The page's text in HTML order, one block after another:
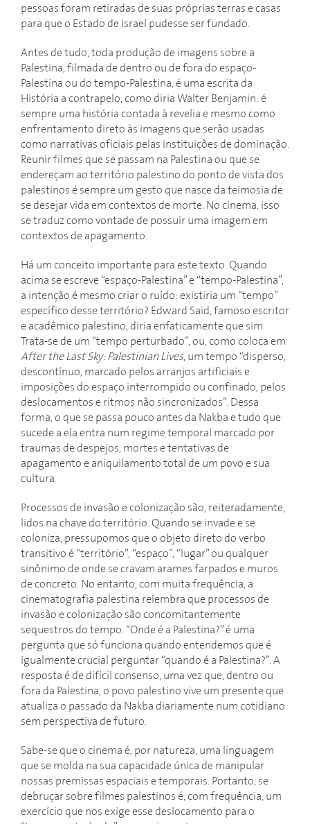
pessoas foram retiradas de suas próprias terras e casas
para que o Estado de Israel pudesse ser fundado.
Antes de tudo, toda produção de imagens sobre a
Palestina, filmada de dentro ou de fora do espaço-
Palestina ou do tempo-Palestina, é uma escrita da
História a contrapelo, como diria Walter Benjamin: é
sempre uma história contada à revelia e mesmo como
enfrentamento direto às imagens que serão usadas
como narrativas oficiais pelas instituições de dominação.
Reunir filmes que se passam na Palestina ou que se
endereçam ao território palestino do ponto de vista dos
palestinos é sempre um gesto que nasce da teimosia de
se desejar vida em contextos de morte. No cinema, isso
se traduz como vontade de possuir uma imagem em
contextos de apagamento.
Há um conceito importante para este texto. Quando
acima se escreve “espaço-Palestina” e “tempo-Palestina”,
a intenção é mesmo criar o ruído: existiria um “tempo”
específico desse território? Edward Said, famoso escritor
e acadêmico palestino, diria enfaticamente que sim.
Trata-se de um “tempo perturbado”, ou, como coloca em
After the Last Sky: Palestinian Lives, um tempo “disperso,
descontínuo, marcado pelos arranjos artificiais e
imposições do espaço interrompido ou confinado, pelos
deslocamentos e ritmos não sincronizados”. Dessa
forma, o que se passa pouco antes da Nakba e tudo que
sucede a ela entra num regime temporal marcado por
traumas de despejos, mortes e tentativas de
apagamento e aniquilamento total de um povo e sua
cultura.
Processos de invasão e colonização são, reiteradamente,
lidos na chave do território. Quando se invade e se
coloniza, pressupomos que o objeto direto do verbo
transitivo é “território”, “espaço”, “lugar” ou qualquer
sinônimo de onde se cravam arames farpados e muros
de concreto. No entanto, com muita frequência, a
cinematografia palestina relembra que processos de
invasão e colonização são concomitantemente
sequestros do tempo. “Onde é a Palestina?” é uma
pergunta que só funciona quando entendemos que é
igualmente crucial perguntar “quando é a Palestina?”. A
resposta é de difícil consenso, uma vez que, dentro ou
fora da Palestina, o povo palestino vive um presente que
atualiza o passado da Nakba diariamente num cotidiano
sem perspectiva de futuro.
Sabe-se que o cinema é, por natureza, uma linguagem
que se molda na sua capacidade única de manipular
nossas premissas espaciais e temporais. Portanto, se
debruçar sobre filmes palestinos é, com frequência, um
exercício que nos exige esse deslocamento para o